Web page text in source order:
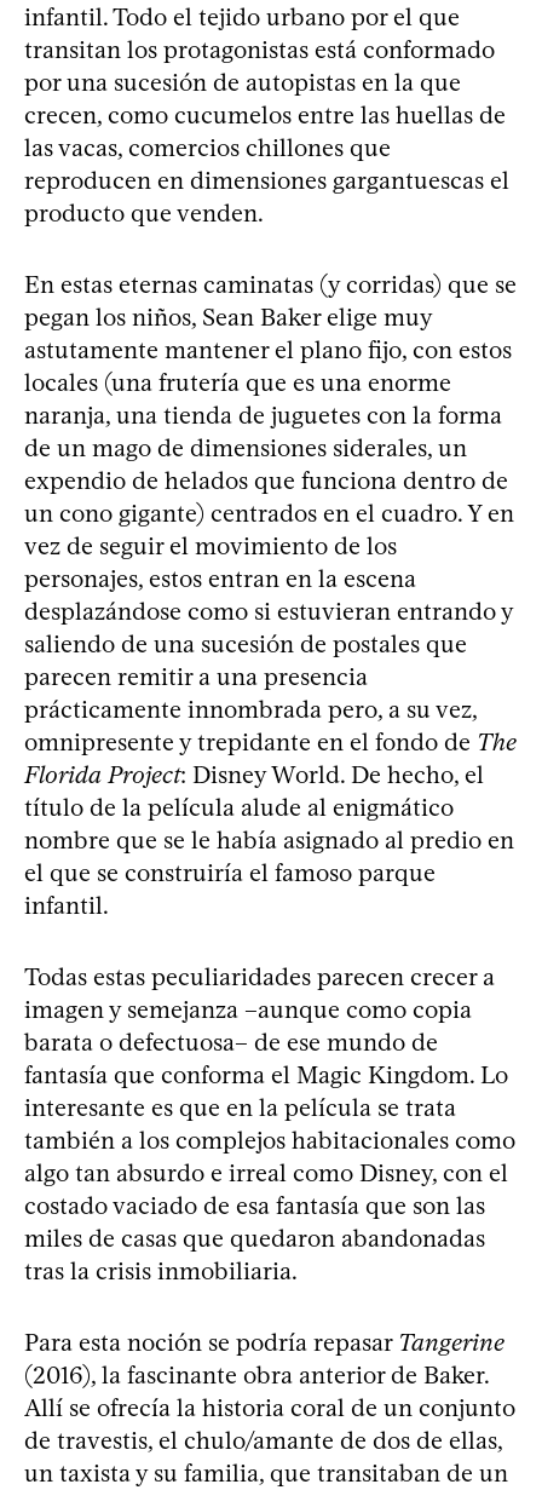
infantil. Todo el tejido urbano por el que
transitan los protagonistas está conformado
por una sucesión de autopistas en la que
crecen, como cucumelos entre las huellas de
las vacas, comercios chillones que
reproducen en dimensiones gargantuescas el
producto que venden.
En estas eternas caminatas (y corridas) que se
pegan los niños, Sean Baker elige muy
astutamente mantener el plano fijo, con estos
locales (una frutería que es una enorme
naranja, una tienda de juguetes con la forma
de un mago de dimensiones siderales, un
expendio de helados que funciona dentro de
un cono gigante) centrados en el cuadro. Y en
vez de seguir el movimiento de los
personajes, estos entran en la escena
desplazándose como si estuvieran entrando y
saliendo de una sucesión de postales que
parecen remitir a una presencia
prácticamente innombrada pero, a su vez,
omnipresente y trepidante en el fondo de The
Florida Project: Disney World. De hecho, el
título de la película alude al enigmático
nombre que se le había asignado al predio en
el que se construiría el famoso parque
infantil.
Todas estas peculiaridades parecen crecer a
imagen y semejanza –aunque como copia
barata o defectuosa– de ese mundo de
fantasía que conforma el Magic Kingdom. Lo
interesante es que en la película se trata
también a los complejos habitacionales como
algo tan absurdo e irreal como Disney, con el
costado vaciado de esa fantasía que son las
miles de casas que quedaron abandonadas
tras la crisis inmobiliaria.
Para esta noción se podría repasar Tangerine
(2016), la fascinante obra anterior de Baker.
Allí se ofrecía la historia coral de un conjunto
de travestis, el chulo/amante de dos de ellas,
un taxista y su familia, que transitaban de un